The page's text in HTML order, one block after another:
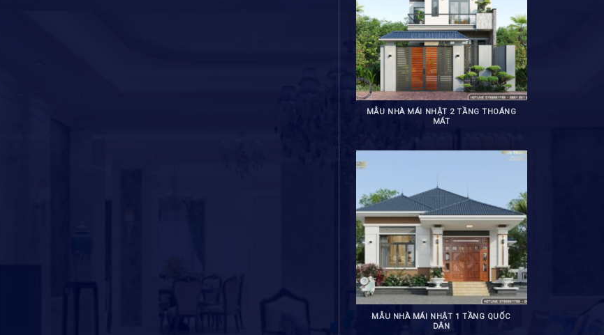
MẪU NHÀ MÁI NHẬT 2 TẦNG THOÁNG
MÁT
MẪU NHÀ MÁI NHẬT 1 TẦNG QUỐC
DÂN